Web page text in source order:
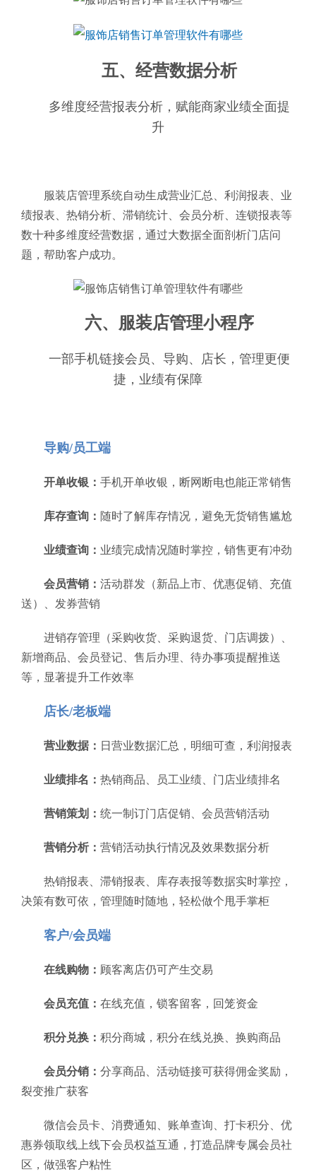
五、经营数据分析
多维度经营报表分析，赋能商家业绩全面提
升
服装店管理系统自动生成营业汇总、利润报表、业
绩报表、热销分析、滞销统计、会员分析、连锁报表等
数十种多维度经营数据，通过大数据全面剖析门店问
题，帮助客户成功。
六、服装店管理小程序
一部手机链接会员、导购、店长，管理更便
捷，业绩有保障
导购/员工端
开单收银： 手机开单收银，断网断电也能正常销售
库存查询： 随时了解库存情况，避免无货销售尴尬
业绩查询： 业绩完成情况随时掌控，销售更有冲劲
会员营销： 活动群发（新品上市、优惠促销、充值
送）、发券营销
进销存管理（采购收货、采购退货、门店调拨）、
新增商品、会员登记、售后办理、待办事项提醒推送
等，显著提升工作效率
店长/老板端
营业数据： 日营业数据汇总，明细可查，利润报表
业绩排名： 热销商品、员工业绩、门店业绩排名
营销策划： 统一制订门店促销、会员营销活动
营销分析： 营销活动执行情况及效果数据分析
热销报表、滞销报表、库存表报等数据实时掌控，
决策有数可依，管理随时随地，轻松做个甩手掌柜
客户/会员端
在线购物： 顾客离店仍可产生交易
会员充值： 在线充值，锁客留客，回笼资金
积分兑换： 积分商城，积分在线兑换、换购商品
会员分销： 分享商品、活动链接可获得佣金奖励，
裂变推广获客
微信会员卡、消费通知、账单查询、打卡积分、优
惠券领取线上线下会员权益互通，打造品牌专属会员社
区，做强客户粘性